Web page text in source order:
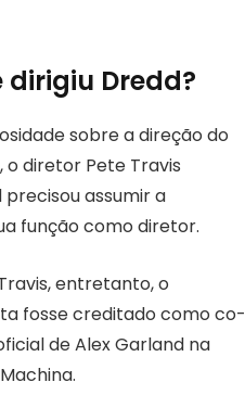
Dredd?
sobre a direção do
diretor Pete Travis
assumir a
função como diretor.
entretanto, o
fosse creditado como co-
de Alex Garland na